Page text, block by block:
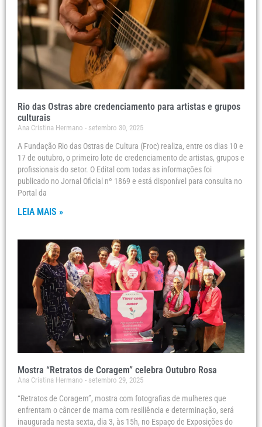
Rio das Ostras abre credenciamento para artistas e grupos
culturais
Ana Cristina Hermano setembro 30, 2025
A Fundação Rio das Ostras de Cultura (Froc) realiza, entre os dias 10 e
17 de outubro, o primeiro lote de credenciamento de artistas, grupos e
profissionais do setor. O Edital com todas as informações foi
publicado no Jornal Oficial nº 1869 e está disponível para consulta no
Portal da
LEIA MAIS »
Mostra “Retratos de Coragem” celebra Outubro Rosa
Ana Cristina Hermano setembro 29, 2025
“Retratos de Coragem”, mostra com fotografias de mulheres que
enfrentam o câncer de mama com resiliência e determinação, será
inaugurada nesta sexta, dia 3, às 15h, no Espaço de Exposições do